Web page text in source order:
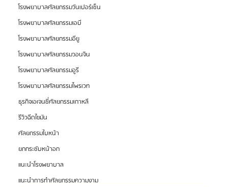
โรงพยาบาลศัลยกรรมวันเปอร์เซ็น
โรงพยาบาลศัลยกรรมเอบี
โรงพยาบาลศัลยกรรมอียู
โรงพยาบาลศัลยกรรมวอนจิน
โรงพยาบาลศัลยกรรมอูรี
โรงพยาบาลศัลยกรรมไพรเวท
ธุรกิจเอเจนซี่ศัลยกรรมเกาหลี
รีวิวฉีดไขมัน
ศัลยกรรมใบหน้า
ยกกระชับหน้าอก
แนะนำโรงพยาบาล
แนะนำการทำศัลยกรรมความงาม